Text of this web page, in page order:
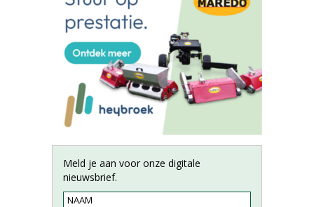
Meld je aan voor onze digitale
nieuwsbrief.